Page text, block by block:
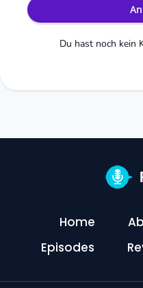
Du hast noch kein
Home
Episodes